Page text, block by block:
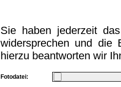
Sie haben jederzeit
widersprechen und die
hierzu beantworten wir
Fotodatei: